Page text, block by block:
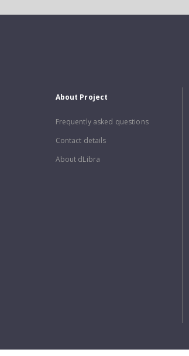
About Project
Frequently asked questions
Contact details
About dLibra